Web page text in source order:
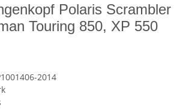
Polaris Scrambler
Touring 850, XP 550
2014